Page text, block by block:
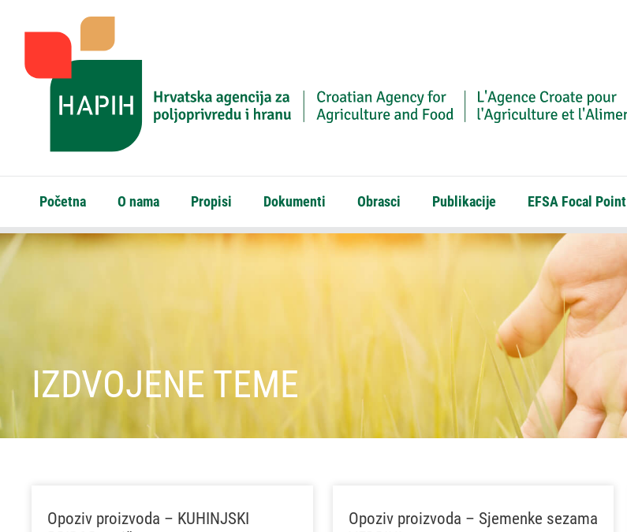
Početna O nama Propisi Dokumenti Obrasci Publikacije EFSA Focal Point
IZDVOJENE TEME
Opoziv proizvoda – KUHINJSKI
Opoziv proizvoda – Sjemenke sezama